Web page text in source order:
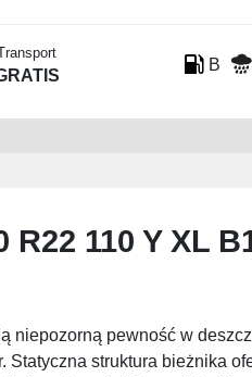
B
110 Y XL
niepozorną pewność w
Statyczna struktura bieżnika